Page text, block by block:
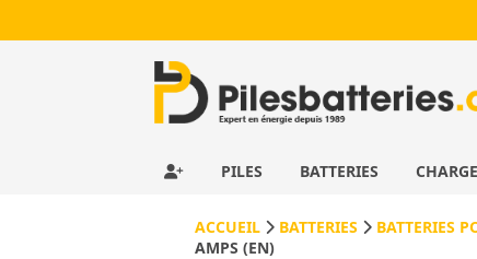
PILES BATTERIES
ACCUEIL BATTERIES BATTERIES
AMPS (EN)